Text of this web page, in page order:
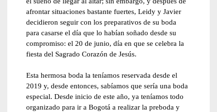
afrontar situaciones bastante fuertes, Leidy y Javier
decidieron seguir con los preparativos de su boda
para casarse el día que lo habían soñado desde su
compromiso: el 20 de junio, día en que se celebra la
fiesta del Sagrado Corazón de Jesús.
Esta hermosa boda la teníamos reservada desde el
2019 y, desde entonces, sabíamos que sería una boda
especial. Desde inicio de este año, ya teníamos todo
organizado para ir a Bogotá a realizar la preboda y